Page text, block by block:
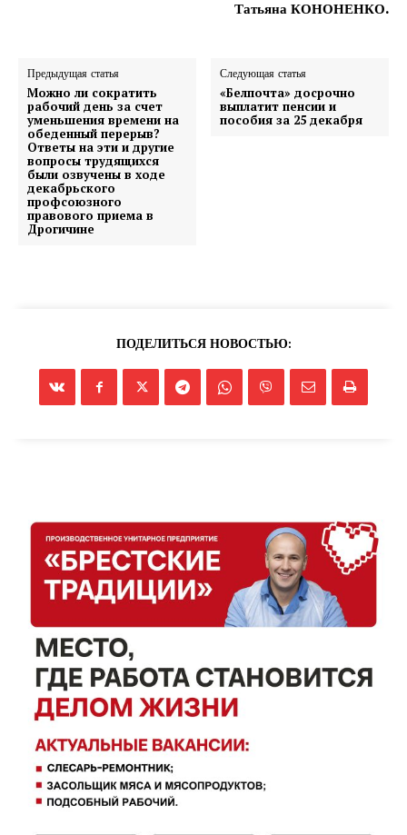
Татьяна КОНОНЕНКО.
Предыдущая статья
Можно ли сократить
рабочий день за счет
уменьшения времени на
обеденный перерыв?
Ответы на эти и другие
вопросы трудящихся
были озвучены в ходе
декабрьского
профсоюзного
правового приема в
Дрогичине
Следующая статья
«Белпочта» досрочно
выплатит пенсии и
пособия за 25 декабря
ПОДЕЛИТЬСЯ НОВОСТЬЮ: